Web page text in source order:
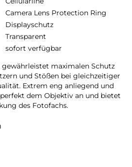
Camera Lens Protection Ring
Displayschutz
Transparent
sofort verfügbar
maximalen Schutz
und Stößen bei gleichzeitiger
Extrem eng anliegend und
dem Objektiv an und bietet
des Fotofachs.